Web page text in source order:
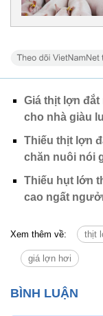
Giá thịt lợn
cho nhà giàu
Thiếu thịt lợn
chăn nuôi nói
Thiếu hụt lớn
cao ngất
Xem thêm về: thịt
giá lợn hơi